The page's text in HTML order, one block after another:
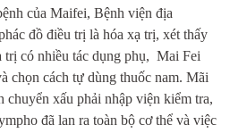
của Maifei, Bệnh viện địa
đồ điều trị là hóa xạ trị, xét thấy
có nhiều tác dụng phụ, Mai Fei
chọn cách tự dùng thuốc nam. Mãi
chuyển xấu phải nhập viện kiểm tra,
đã lan ra toàn bộ cơ thể và việc